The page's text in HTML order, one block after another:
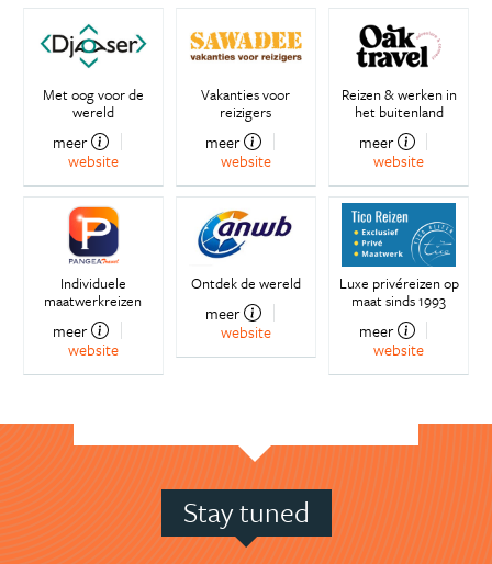
Met oog voor de
wereld
meer
website
Vakanties voor
reizigers
meer
website
Reizen & werken in
het buitenland
meer
website
Individuele
maatwerkreizen
meer
website
Ontdek de wereld
meer
website
Luxe privéreizen op
maat sinds 1993
meer
website
Stay tuned